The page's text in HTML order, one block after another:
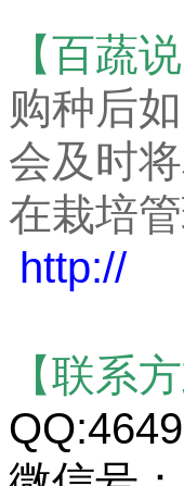
【百蔬
购种后
会及时
在栽培
http://
【联系